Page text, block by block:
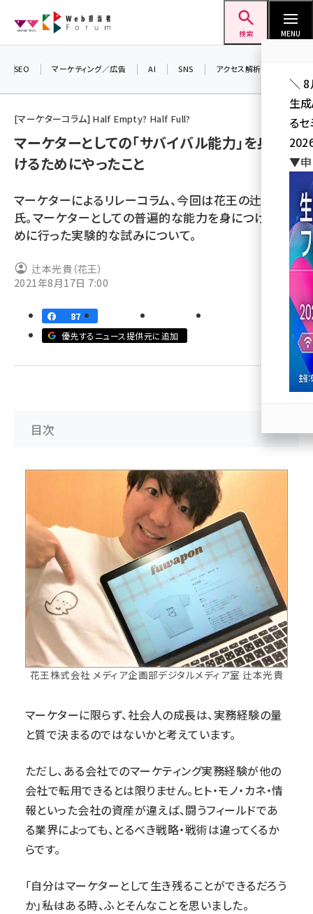
ン
検索 MENU
seo (3528)
youtube (2439)
note (2315)
セミナー (2308)
z世代 (1623)
meo (1277)
llmo (1166)
SEO マーケティング／広告 AI SNS アクセス解析／データ分析
[マーケターコラム] Half Empty? Half Full?
マーケターとしての「サバイバル能力」を身につ
けるためにやったこと
マーケターによるリレーコラム、今回は花王の辻本光貴
氏。マーケターとしての普遍的な能力を身につけるた
めに行った実験的な試みについて。
辻本光貴（花王）
2021年8月17日 7:00
87
優先するニュース提供元に追加
目次
花王株式会社 メディア企画部デジタルメディア室 辻本光貴
マーケターに限らず、社会人の成長は、実務経験の量
と質で決まるのではないかと考えています。
ただし、ある会社でのマーケティング実務経験が他の
会社で転用できるとは限りません。ヒト・モノ・カネ・情
報といった会社の資産が違えば、闘うフィールドであ
る業界によっても、とるべき戦略・戦術は違ってくるか
らです。
「自分はマーケターとして生き残ることができるだろう
か」――私はある時、ふとそんなことを思いました。
＼ 8
生
る
▼申